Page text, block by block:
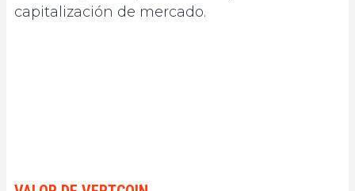
capitalización de mercado.